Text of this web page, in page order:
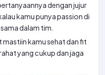
dengan jujur
kamu punya passion di
dalam tim.
mastiin kamu sehat dan fit
yang cukup dan jaga